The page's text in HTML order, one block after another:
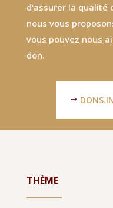
d'assurer la qualité
nous vous
vous pouvez nous
don.
THÈME